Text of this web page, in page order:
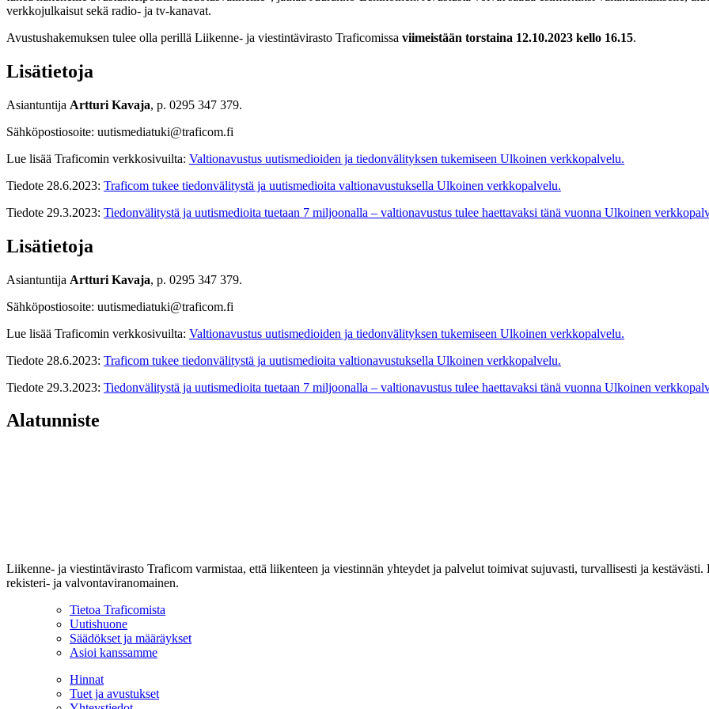
verkkojulkaisut sekä radio- ja tv-kanavat.
Avustushakemuksen tulee olla perillä Liikenne- ja viestintävirasto Traficomissa viimeistään torstaina 12.10.2023 kello 16.15.
Lisätietoja
Asiantuntija Artturi Kavaja, p. 0295 347 379.
Sähköpostiosoite: uutismediatuki@traficom.fi
Lue lisää Traficomin verkkosivuilta: Valtionavustus uutismedioiden ja tiedonvälityksen tukemiseen Ulkoinen verkkopalvelu.
Tiedote 28.6.2023: Traficom tukee tiedonvälitystä ja uutismedioita valtionavustuksella Ulkoinen verkkopalvelu.
Tiedote 29.3.2023: Tiedonvälitystä ja uutismedioita tuetaan 7 miljoonalla – valtionavustus tulee haettavaksi tänä vuonna Ulkoinen
Lisätietoja
Asiantuntija Artturi Kavaja, p. 0295 347 379.
Sähköpostiosoite: uutismediatuki@traficom.fi
Lue lisää Traficomin verkkosivuilta: Valtionavustus uutismedioiden ja tiedonvälityksen tukemiseen Ulkoinen verkkopalvelu.
Tiedote 28.6.2023: Traficom tukee tiedonvälitystä ja uutismedioita valtionavustuksella Ulkoinen verkkopalvelu.
Tiedote 29.3.2023: Tiedonvälitystä ja uutismedioita tuetaan 7 miljoonalla – valtionavustus tulee haettavaksi tänä vuonna Ulkoinen
Alatunniste
Liikenne- ja viestintävirasto Traficom varmistaa, että liikenteen ja viestinnän yhteydet ja palvelut toimivat sujuvasti, turvallisesti ja
rekisteri- ja valvontaviranomainen.
Tietoa Traficomista
Uutishuone
Säädökset ja määräykset
Asioi kanssamme
Hinnat
Tuet ja avustukset